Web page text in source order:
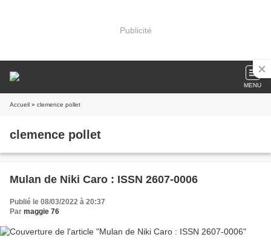
Publicité
MENU
Accueil » clemence pollet
clemence pollet
Mulan de Niki Caro : ISSN 2607-0006
Publié le 08/03/2022 à 20:37
Par maggie 76